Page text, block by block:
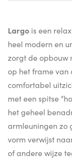
Largo is een
heel modern en
zorgt de opbouw
op het frame van
comfortabel
met een spitse
het geheel
armleuningen zo
vorm verwijst
of andere wijze